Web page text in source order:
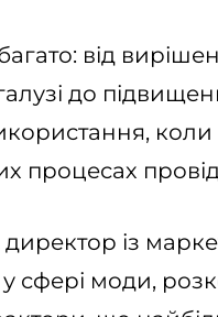
від
до
коли
процесах
директор із
сфері моди,